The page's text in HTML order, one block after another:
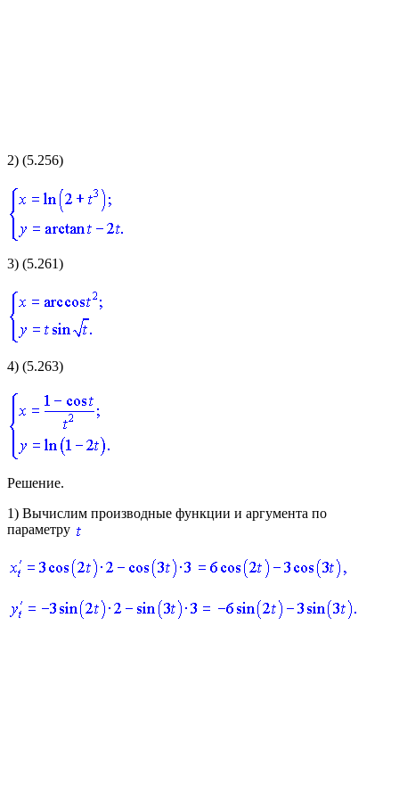
2) (5.256)
3) (5.261)
4) (5.263)
Решение.
1) Вычислим производные функции и аргумента по
параметру